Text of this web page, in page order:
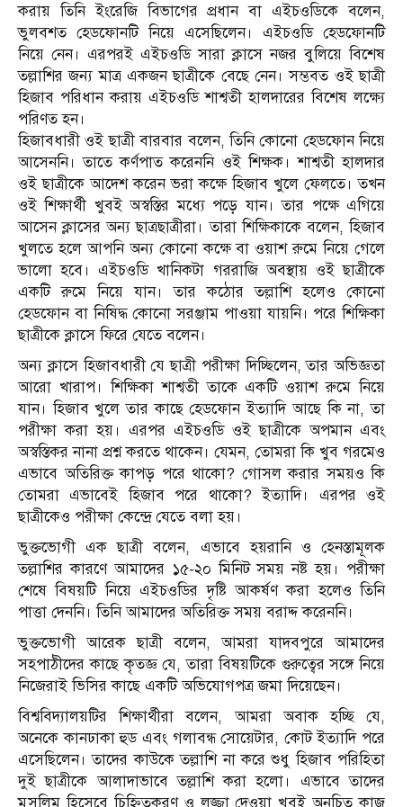
করায় তিনি ইংরেজি বিভাগের প্রধান বা এইচওডিকে বলেন,
ভুলবশত হেডফোনটি নিয়ে এসেছিলেন। এইচওডি হেডফোনটি
নিয়ে নেন। এরপরই এইচওডি সারা ক্লাসে নজর বুলিয়ে বিশেষ
তল্লাশির জন্য মাত্র একজন ছাত্রীকে বেছে নেন। সম্ভবত ওই ছাত্রী
হিজাব পরিধান করায় এইচওডি শাশ্বতী হালদারের বিশেষ লক্ষ্যে
পরিণত হন।
হিজাবধারী ওই ছাত্রী বারবার বলেন, তিনি কোনো হেডফোন নিয়ে
আসেননি। তাতে কর্ণপাত করেননি ওই শিক্ষক। শাশ্বতী হালদার
ওই ছাত্রীকে আদেশ করেন ভরা কক্ষে হিজাব খুলে ফেলতে। তখন
ওই শিক্ষার্থী খুবই অস্বস্তির মধ্যে পড়ে যান। তার পক্ষে এগিয়ে
আসেন ক্লাসের অন্য ছাত্রছাত্রীরা। তারা শিক্ষিকাকে বলেন, হিজাব
খুলতে হলে আপনি অন্য কোনো কক্ষে বা ওয়াশ রুমে নিয়ে গেলে
ভালো হবে। এইচওডি খানিকটা গররাজি অবস্থায় ওই ছাত্রীকে
একটি রুমে নিয়ে যান। তার কঠোর তল্লাশি হলেও কোনো
হেডফোন বা নিষিদ্ধ কোনো সরঞ্জাম পাওয়া যায়নি। পরে শিক্ষিকা
ছাত্রীকে ক্লাসে ফিরে যেতে বলেন।
অন্য ক্লাসে হিজাবধারী যে ছাত্রী পরীক্ষা দিচ্ছিলেন, তার অভিজ্ঞতা
আরো খারাপ। শিক্ষিকা শাশ্বতী তাকে একটি ওয়াশ রুমে নিয়ে
যান। হিজাব খুলে তার কাছে হেডফোন ইত্যাদি আছে কি না, তা
পরীক্ষা করা হয়। এরপর এইচওডি ওই ছাত্রীকে অপমান এবং
অস্বস্তিকর নানা প্রশ্ন করতে থাকেন। যেমন, তোমরা কি খুব গরমেও
এভাবে অতিরিক্ত কাপড় পরে থাকো? গোসল করার সময়ও কি
তোমরা এভাবেই হিজাব পরে থাকো? ইত্যাদি। এরপর ওই
ছাত্রীকেও পরীক্ষা কেন্দ্রে যেতে বলা হয়।
ভুক্তভোগী এক ছাত্রী বলেন, এভাবে হয়রানি ও হেনস্তামূলক
তল্লাশির কারণে আমাদের ১৫-২০ মিনিট সময় নষ্ট হয়। পরীক্ষা
শেষে বিষয়টি নিয়ে এইচওডির দৃষ্টি আকর্ষণ করা হলেও তিনি
পাত্তা দেননি। তিনি আমাদের অতিরিক্ত সময় বরাদ্দ করেননি।
ভুক্তভোগী আরেক ছাত্রী বলেন, আমরা যাদবপুরে আমাদের
সহপাঠীদের কাছে কৃতজ্ঞ যে, তারা বিষয়টিকে গুরুত্বের সঙ্গে নিয়ে
নিজেরাই ভিসির কাছে একটি অভিযোগপত্র জমা দিয়েছেন।
বিশ্ববিদ্যালয়টির শিক্ষার্থীরা বলেন, আমরা অবাক হচ্ছি যে,
অনেকে কানঢাকা হুড এবং গলাবন্ধ সোয়েটার, কোট ইত্যাদি পরে
এসেছিলেন। তাদের কাউকে তল্লাশি না করে শুধু হিজাব পরিহিতা
দুই ছাত্রীকে আলাদাভাবে তল্লাশি করা হলো। এভাবে তাদের
মুসলিম হিসেবে চিহ্নিতকরণ ও লজ্জা দেওয়া খুবই অনুচিত কাজ